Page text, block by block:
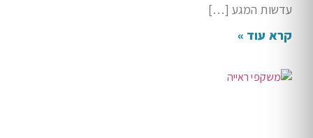
עדשות המגע […]
קרא עוד »